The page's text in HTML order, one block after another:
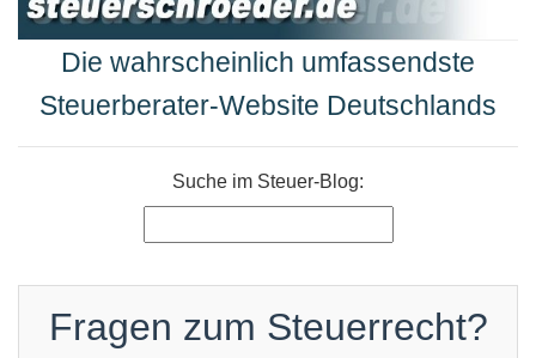
Die wahrscheinlich umfassendste
Steuerberater-Website Deutschlands
Suche im Steuer-Blog:
Fragen zum Steuerrecht?